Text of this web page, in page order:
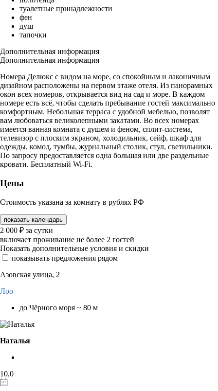
туалетные принадлежности
фен
душ
тапочки
Дополнительная информация
Дополнительная информация
Номера Делюкс с видом на море, со спокойным и лаконичным
дизайном расположены на первом этаже отеля. Из панорамных
окон всех номеров, открывается вид на сад и море. В каждом
номере есть всё, чтобы сделать пребывание гостей максимально
комфортным. Небольшая терраса с удобной мебелью, позволят
вам любоваться великолепными закатами. Во всех номерах
имеется ванная комната с душем и феном, сплит-система,
телевизор с плоским экраном, холодильник, сейф, шкаф для
одежды, комод, тумбы, журнальный столик, стул, светильники.
По запросу предоставляется одна большая или две раздельные
кровати. Бесплатный Wi-Fi.
Цены
Стоимость указана за комнату в рублях РФ
показать календарь
2 000 ₽ за сутки
включает проживание не более 2 гостей
Показать дополнительные условия и скидки
показывать предложения рядом
Азовская улица, 2
Лоо
до Чёрного моря ~ 80 м
Наталья
10,0